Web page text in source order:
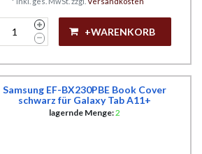
+WARENKORB
Samsung EF-BX230PBE Book Cover
schwarz für Galaxy Tab A11+
lagernde Menge:2